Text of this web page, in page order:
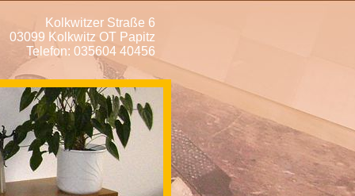
Kolkwitzer Straße 6
03099 Kolkwitz OT Papitz
Telefon: 035604 40456